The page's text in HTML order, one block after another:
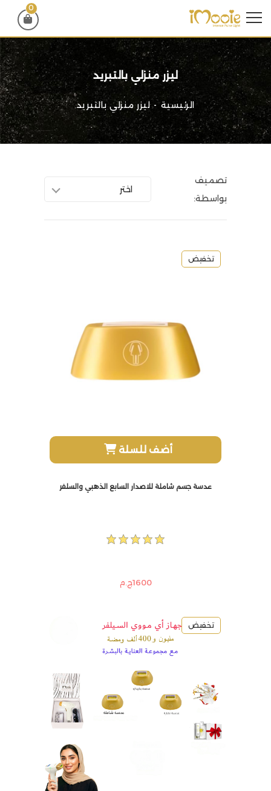
0
ليزر منزلي بالتبريد
الرئيسية ليزر منزلي بالتبريد
تصميف
بواسطة:
اختر
تخفيض
أضف للسلة
عدسة جسم شاملة للاصدار السابع الذهبي والسلفر
1600ج.م
تخفيض